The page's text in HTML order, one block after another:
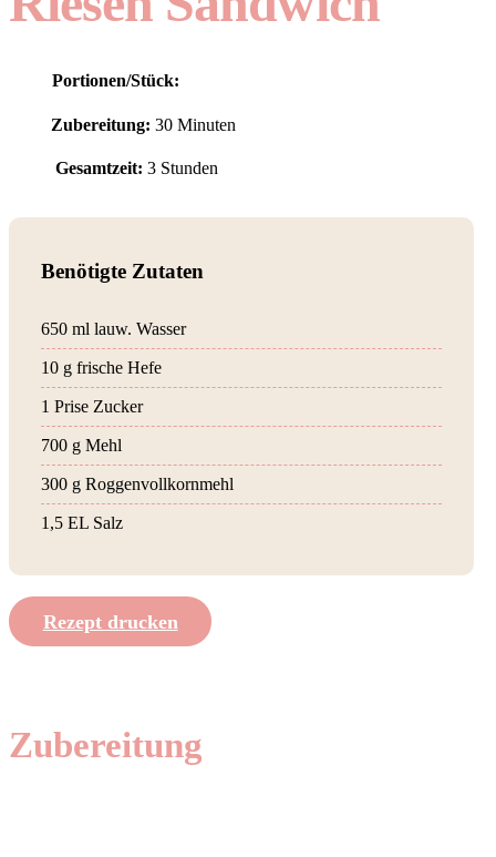
Portionen/Stück:
Zubereitung:30 Minuten
Gesamtzeit:3 Stunden
Benötigte Zutaten
650 ml lauw. Wasser
10 g frische Hefe
1 Prise Zucker
700 g Mehl
300 g Roggenvollkornmehl
1,5 EL Salz
Rezept drucken
Zubereitung